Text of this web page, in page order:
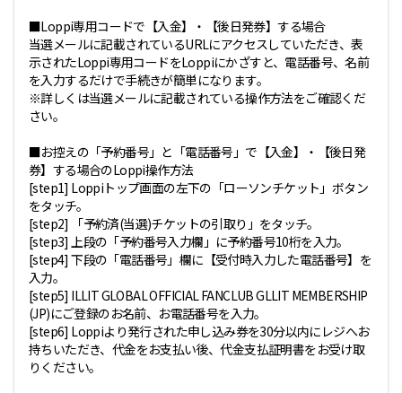
■Loppi専用コードで【入金】・【後日発券】する場合
当選メールに記載されているURLにアクセスしていただき、表
示されたLoppi専用コードをLoppiにかざすと、電話番号、名前
を入力するだけで手続きが簡単になります。
※詳しくは当選メールに記載されている操作方法をご確認くだ
さい。
■お控えの「予約番号」と「電話番号」で【入金】・【後日発
券】する場合のLoppi操作方法
[step1] Loppiトップ画面の左下の「ローソンチケット」ボタン
をタッチ。
[step2] 「予約済(当選)チケットの引取り」をタッチ。
[step3] 上段の「予約番号入力欄」に予約番号10桁を入力。
[step4] 下段の「電話番号」欄に【受付時入力した電話番号】を
入力。
[step5] ILLIT GLOBAL OFFICIAL FANCLUB GLLIT MEMBERSHIP
(JP)にご登録のお名前、お電話番号を入力。
[step6] Loppiより発行された申し込み券を30分以内にレジへお
持ちいただき、代金をお支払い後、代金支払証明書をお受け取
りください。